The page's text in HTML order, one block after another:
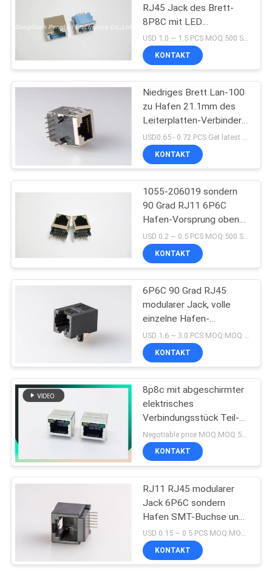
VR
SHOW
SITEMAP
PRIVACY
POLICY
RJ11 RJ45 Jack
21
90 Grad rj45
16
SMD RJ45
POE Rj45 Jack
10
RJ45 Jack des Brett-
8P8C mit LED
abgeschirmtem blauem
LCP-Haus
USD 1.0 ~ 1.5 PCS MOQ:500 Stück
KONTAKT
Niedriges Brett Lan-100
zu Hafen 21.1mm des
Leiterplatten-Verbinder-
Vorsprungs-unten
Verbindungsstück-1
USD0.65 - 0.72 PCS Get latest price MOQ:500pcs
KONTAKT
1055-206019 sondern
90 Grad RJ11 6P6C
Hafen-Vorsprung oben
mit abgeschirmt aus
KONTAKT
6P6C 90 Grad RJ45
modularer Jack, volle
einzelne Hafen-
Plastikfrau des
modularen
Verbindungsstück-RJ45
KONTAKT
8p8c mit abgeschirmter
elektrisches
Verbindungsstück Teil-
Adapter Rj 45
elektrischer rj
Steckfassung
KONTAKT
RJ11 RJ45 modularer
Jack 6P6C sondern
Hafen SMT-Buchse und
vollen Plastik aus
USD 0.15 ~ 0.5 PCS MOQ:MOQ 500- 5 KPCS
KONTAKT